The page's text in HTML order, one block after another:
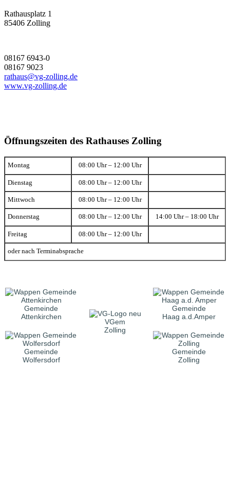
Rathausplatz 1
85406 Zolling
08167 6943-0
08167 9023
rathaus@vg-zolling.de
www.vg-zolling.de
Öffnungszeiten des Rathauses Zolling
Montag 08:00 Uhr – 12:00 Uhr
Dienstag 08:00 Uhr – 12:00 Uhr
Mittwoch 08:00 Uhr – 12:00 Uhr
Donnerstag 08:00 Uhr – 12:00 Uhr 14:00 Uhr – 18:00 Uhr
Freitag 08:00 Uhr – 12:00 Uhr
oder nach Terminabsprache
Gemeinde
Attenkirchen
VGem
Zolling
Gemeinde
Haag a.d.Amper
Gemeinde
Wolfersdorf
Gemeinde
Zolling